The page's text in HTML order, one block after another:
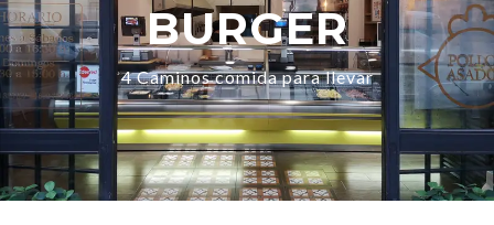
BURGER
4 Caminos comida para llevar